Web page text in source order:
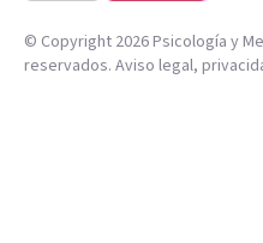
© Copyright 2026Psicología y
reservados. Aviso legal,